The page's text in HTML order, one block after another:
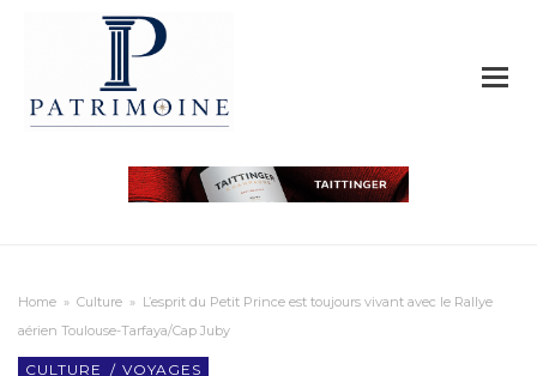
Home » Culture » L’esprit du Petit Prince est toujours vivant avec le Rallye
aérien Toulouse-Tarfaya/Cap Juby
CULTURE / VOYAGES